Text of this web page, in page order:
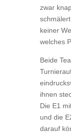
zwar
keiner
welches
Beide
ihnen
Die E1
und die
darauf